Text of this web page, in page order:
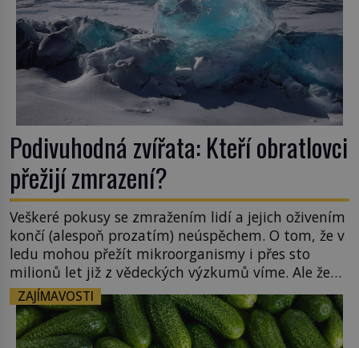
Podivuhodná zvířata: Kteří obratlovci
přežijí zmrazení?
Veškeré pokusy se zmražením lidí a jejich oživením
končí (alespoň prozatím) neúspěchem. O tom, že v
ledu mohou přežít mikroorganismy i přes sto
milionů let již z vědeckých výzkumů víme. Ale že
by totální zmrazení byť na jedinou zimu přežili
nějací suchozemští obratlovci? Takto
neuvěřitelnou věc dokáže na první pohled
ZAJÍMAVOSTI